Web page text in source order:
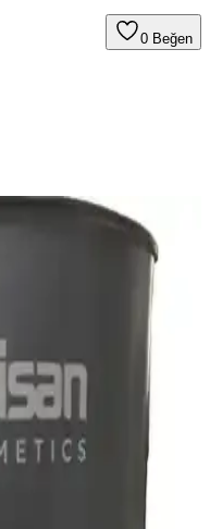
0 Beğen
Geçiş Şeridi
yüzeylerin kaplanması
uygun çözüm olarak
ve estetik bütünlük ön
Tasarımlar
kişiselleştirilebilir
dekorasyonda şık ve